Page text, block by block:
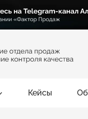
Кейсы